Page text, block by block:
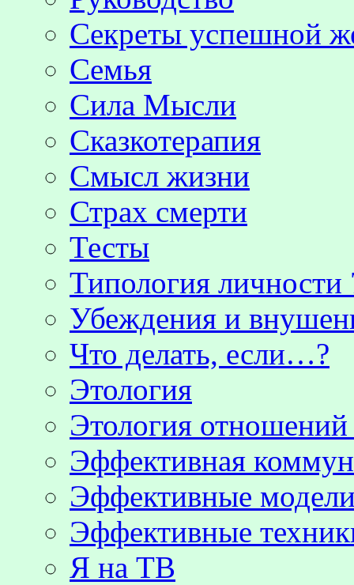
Секреты успешной
Семья
Сила Мысли
Сказкотерапия
Смысл жизни
Страх смерти
Тесты
Типология личности
Убеждения и
Что делать, если…?
Этология
Этология
Эффективная
Эффективные
Эффективные
Я на ТВ